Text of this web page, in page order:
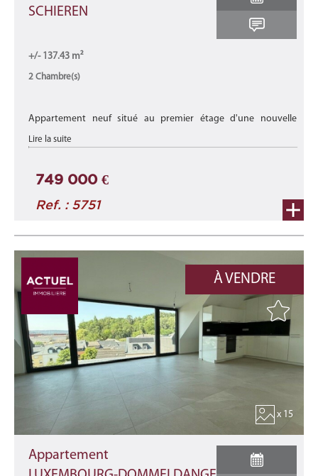
SCHIEREN
+/- 137.43 m²
2 Chambre(s)
Appartement neuf situé au premier étage d'une nouvelle
résidence ''Duerf Mëtt'' située à Schieren, au sein d'un village
calme.
+/- 106,54m2
se ...
Lire la suite
749 000 €
Ref. : 5751
À VENDRE
x 15
Appartement